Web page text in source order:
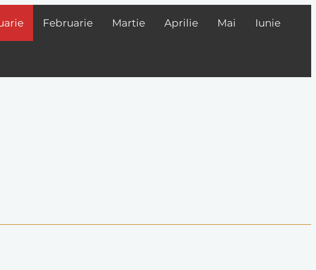
Februarie Martie Aprilie Mai Iunie